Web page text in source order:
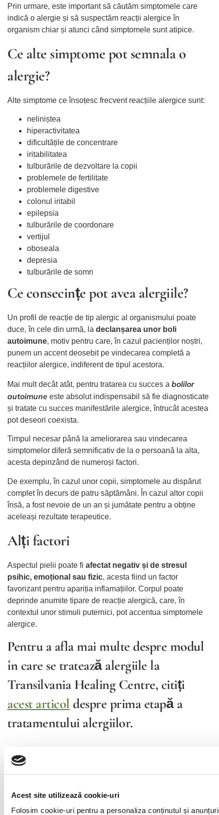
Acest site utilizează cookie-uri
Folosim cookie-uri pentru a personaliza conținutul și
Prin urmare, este important să căutăm simptomele care
indică o alergie și să suspectăm reacții alergice în
organism chiar și atunci când simptomele sunt atipice.
Ce alte simptome pot semnala o
alergie?
Alte simptome ce însoțesc frecvent reacțiile alergice sunt:
neliniștea
hiperactivitatea
dificultățile de concentrare
iritabilitatea
tulburările de dezvoltare la copii
problemele de fertilitate
problemele digestive
colonul iritabil
epilepsia
tulburările de coordonare
vertijul
oboseala
depresia
tulburările de somn
Ce consecințe pot avea alergiile?
Un profil de reacție de tip alergic al organismului poate
duce, în cele din urmă, la declanșarea unor boli
autoimune, motiv pentru care, în cazul pacienților noștri,
punem un accent deosebit pe vindecarea completă a
reacțiilor alergice, indiferent de tipul acestora.
Mai mult decât atât, pentru tratarea cu succes a bolilor
autoimune este absolut indispensabil să fie diagnosticate
și tratate cu succes manifestările alergice, întrucât acestea
pot deseori coexista.
Timpul necesar până la ameliorarea sau vindecarea
simptomelor diferă semnificativ de la o persoană la alta,
acesta depinzând de numeroși factori.
De exemplu, în cazul unor copii, simptomele au dispărut
complet în decurs de patru săptămâni. În cazul altor copii
însă, a fost nevoie de un an și jumătate pentru a obține
aceleași rezultate terapeutice.
Alți factori
Aspectul pielii poate fi afectat negativ și de stresul
psihic, emoțional sau fizic, acesta fiind un factor
favorizant pentru apariția inflamațiilor. Corpul poate
deprinde anumite tipare de reacție alergică, care, în
contextul unor stimuli puternici, pot accentua simptomele
alergice.
Pentru a afla mai multe despre modul
în care se tratează alergiile la
Transilvania Healing Centre, citiți
acest articol despre prima etapă a
tratamentului alergiilor.
Share